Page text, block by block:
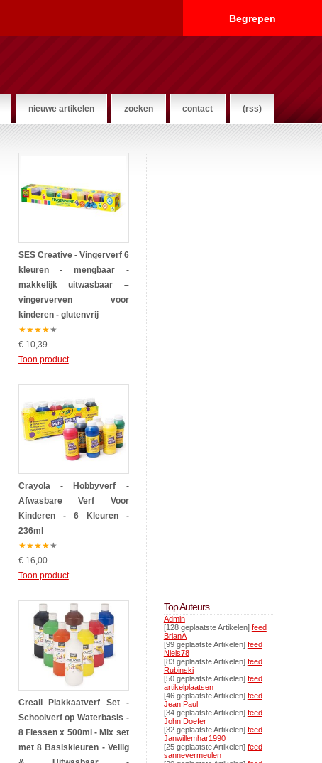
Begrepen
nieuwe artikelen zoeken contact (rss)
SES Creative - Vingerverf 6
kleuren - mengbaar -
makkelijk uitwasbaar –
vingerverven voor
kinderen - glutenvrij
★★★★★
€ 10,39
Toon product
Crayola - Hobbyverf -
Afwasbare Verf Voor
Kinderen - 6 Kleuren -
236ml
★★★★★
€ 16,00
Toon product
Creall Plakkaatverf Set -
Schoolverf op Waterbasis -
8 Flessen x 500ml - Mix set
met 8 Basiskleuren - Veilig
Top Auteurs
Admin
[128 geplaatste Artikelen] feed
BrianA
[99 geplaatste Artikelen] feed
Niels78
[83 geplaatste Artikelen] feed
Rubinski
[50 geplaatste Artikelen] feed
artikelplaatsen
[46 geplaatste Artikelen] feed
Jean Paul
[34 geplaatste Artikelen] feed
John Doefer
[32 geplaatste Artikelen] feed
Janwillemhar1990
[25 geplaatste Artikelen] feed
sannevermeulen